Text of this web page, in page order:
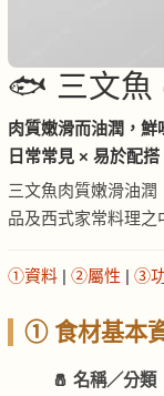
🐟 三文魚
肉質嫩滑而油潤，
日常常見 × 易於配搭
三文魚肉質嫩滑油
品及西式家常料理之
①資料 | ②屬性 | ③
① 食材基本
🧂 名稱／分類